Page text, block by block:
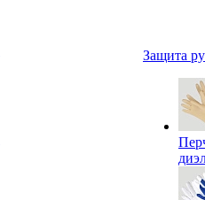
Защита